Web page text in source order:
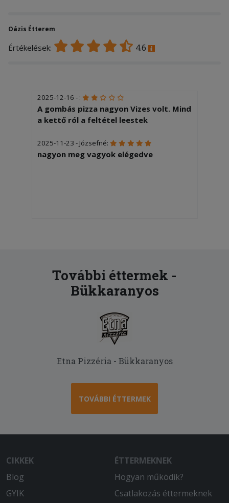
Oázis Étterem
Értékelések: 4.6
2025-12-16 - :
A gombás pizza nagyon Vizes volt. Mind
a kettő ról a feltétel leestek
2025-11-23 - Józsefné:
nagyon meg vagyok elégedve
További éttermek -
Bükkaranyos
Etna Pizzéria - Bükkaranyos
TOVÁBBI ÉTTERMEK
CIKKEK
Blog
GYIK
ÉTTERMEKNEK
Hogyan működik?
Csatlakozás éttermeknek